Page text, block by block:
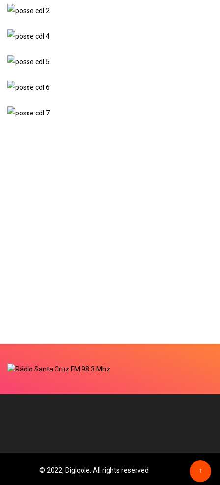
© 2022, Digiqole. All rights reserved ↑